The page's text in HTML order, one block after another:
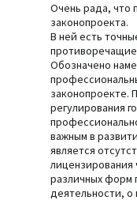
Очень рада, что
законопроекта.
В ней есть
Обозначено
законопроекте.
регулирования
важным в
является
лицензирования
различных форм
деятельности, о